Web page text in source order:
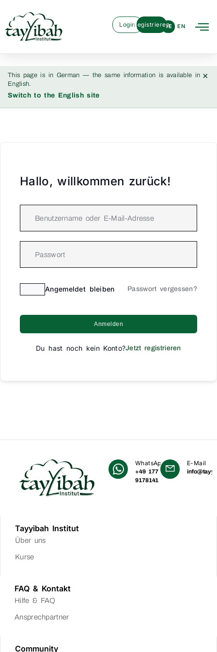
DE EN
LoginRegistrieren
This page is in German — the same information is available in
English.
Switch to the English site
×
Hallo, willkommen zurück!
Angemeldet bleiben Passwort vergessen?
Anmelden
Du hast noch kein Konto?Jetzt registrieren
WhatsApp
+49 177
9178141
E-Mail
Tayyibah Institut
Über uns
Kurse
FAQ & Kontakt
Hilfe & FAQ
Ansprechpartner
Community